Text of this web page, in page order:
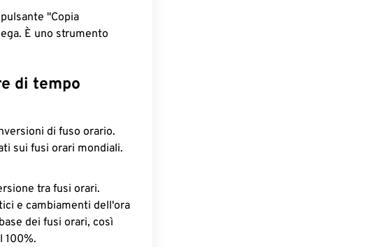
"Copia
È uno strumento
di tempo
di fuso orario.
sui fusi orari mondiali.
tra fusi orari.
e cambiamenti dell'ora
dei fusi orari, così
100%.